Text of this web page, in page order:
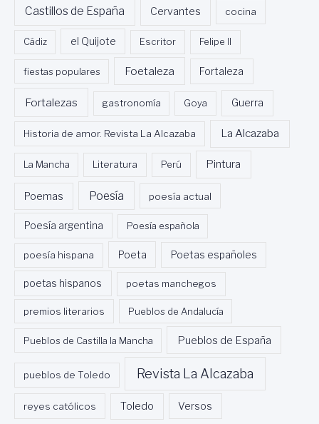
Castillos de España Cervantes cocina
Cádiz el Quijote Escritor Felipe II
fiestas populares Foetaleza Fortaleza
Fortalezas gastronomía Goya Guerra
Historia de amor. Revista La Alcazaba La Alcazaba
La Mancha Literatura Perú Pintura
Poemas Poesía poesía actual
Poesía argentina Poesía española
poesía hispana Poeta Poetas españoles
poetas hispanos poetas manchegos
premios literarios Pueblos de Andalucía
Pueblos de Castilla la Mancha Pueblos de España
pueblos de Toledo Revista La Alcazaba
reyes católicos Toledo Versos